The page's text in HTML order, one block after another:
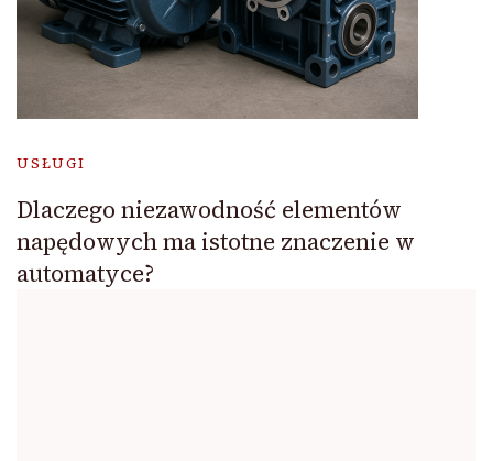
USŁUGI
Dlaczego niezawodność elementów
napędowych ma istotne znaczenie w
automatyce?